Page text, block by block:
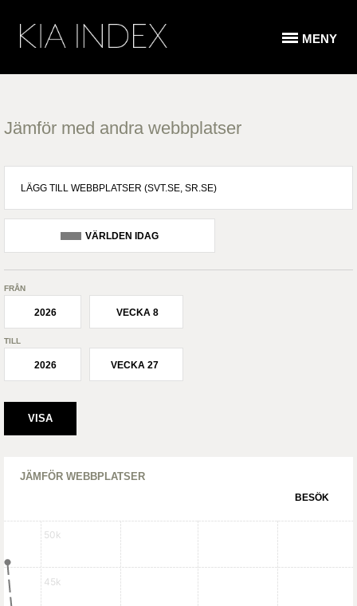
MENY
Jämför med andra webbplatser
VÄRLDEN IDAG
FRÅN
2026 VECKA 8
TILL
2026 VECKA 27
JÄMFÖR WEBBPLATSER
BESÖK
45k
50k